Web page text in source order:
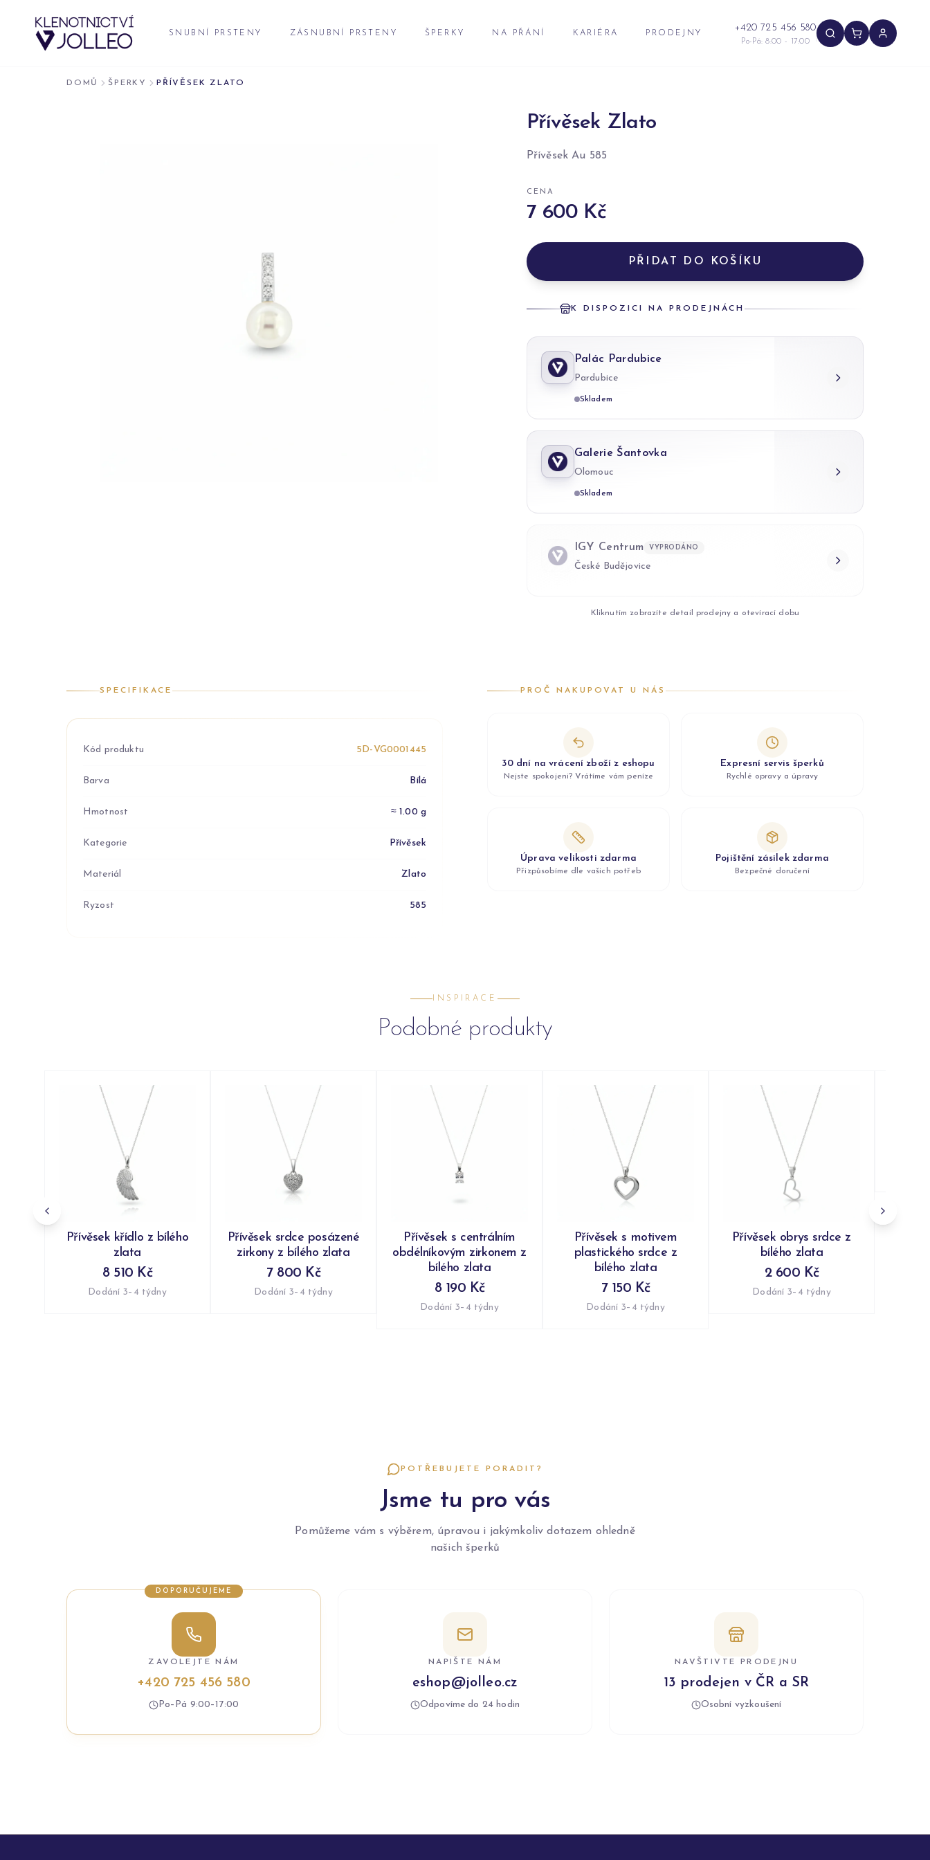
SNUBNÍ PRSTENY ZÁSNUBNÍ PRSTENY ŠPERKY NA PŘÁNÍ KARIÉRA PRODEJNY +420 725 456 580
Po-Pá: 8:00 - 17:00
DOMŮ ŠPERKY PŘÍVĚSEK ZLATO
Přívěsek Zlato
Přívěsek Au 585
CENA
7 600 Kč
PŘIDAT DO KOŠÍKU
K DISPOZICI NA PRODEJNÁCH
Palác Pardubice
Pardubice
Skladem
Galerie Šantovka
Olomouc
Skladem
IGY Centrum VYPRODÁNO
České Budějovice
Kliknutím zobrazíte detail prodejny a otevírací dobu
SPECIFIKACE
Kód produktu 5D-VG0001445
Barva Bílá
Hmotnost ≈ 1.00 g
Kategorie Přívěsek
Materiál Zlato
Ryzost 585
PROČ NAKUPOVAT U NÁS
30 dní na vrácení zboží z eshopu
Nejste spokojeni? Vrátíme vám peníze
Expresní servis šperků
Rychlé opravy a úpravy
Úprava velikosti zdarma
Přizpůsobíme dle vašich potřeb
Pojištění zásilek zdarma
Bezpečné doručení
INSPIRACE
Podobné produkty
Přívěsek křídlo z bílého
zlata
8 510 Kč
Dodání 3–4 týdny
Přívěsek srdce posázené
zirkony z bílého zlata
7 800 Kč
Dodání 3–4 týdny
Přívěsek s centrálním
obdélníkovým zirkonem z
bílého zlata
8 190 Kč
Dodání 3–4 týdny
Přívěsek s motivem
plastického srdce z
bílého zlata
7 150 Kč
Dodání 3–4 týdny
Přívěsek obrys srdce z
bílého zlata
2 600 Kč
Dodání 3–4 týdny
POTŘEBUJETE PORADIT?
Jsme tu pro vás
Pomůžeme vám s výběrem, úpravou i jakýmkoliv dotazem ohledně
našich šperků
DOPORUČUJEME
ZAVOLEJTE NÁM
+420 725 456 580
Po–Pá 9:00–17:00
NAPIŠTE NÁM
eshop@jolleo.cz
Odpovíme do 24 hodin
NAVŠTIVTE PRODEJNU
13 prodejen v ČR a SR
Osobní vyzkoušení